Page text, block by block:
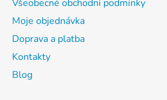
Všeobecné obchodní podmínky
Moje objednávka
Doprava a platba
Kontakty
Blog